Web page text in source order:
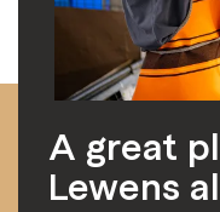
A great
Lewens